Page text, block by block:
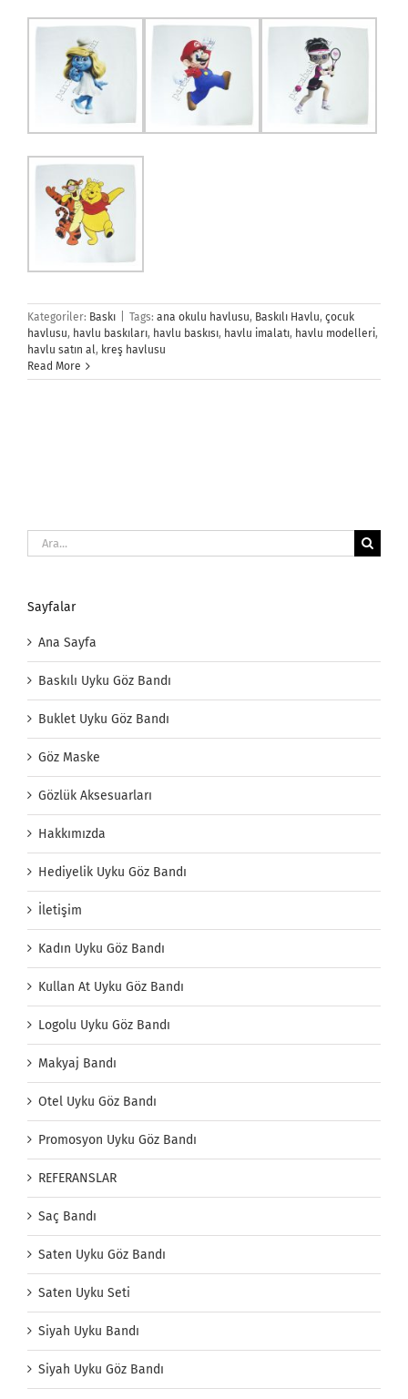
Kategoriler: Baskı Tags: ana okulu havlusu, Baskılı Havlu, çocuk
havlusu, havlu baskıları, havlu baskısı, havlu imalatı, havlu modelleri,
havlu satın al, kreş havlusu
Read More
Ara:
Sayfalar
Ana Sayfa
Baskılı Uyku Göz Bandı
Buklet Uyku Göz Bandı
Göz Maske
Gözlük Aksesuarları
Hakkımızda
Hediyelik Uyku Göz Bandı
İletişim
Kadın Uyku Göz Bandı
Kullan At Uyku Göz Bandı
Logolu Uyku Göz Bandı
Makyaj Bandı
Otel Uyku Göz Bandı
Promosyon Uyku Göz Bandı
REFERANSLAR
Saç Bandı
Saten Uyku Göz Bandı
Saten Uyku Seti
Siyah Uyku Bandı
Siyah Uyku Göz Bandı